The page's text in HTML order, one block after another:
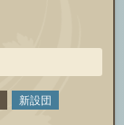
新設団